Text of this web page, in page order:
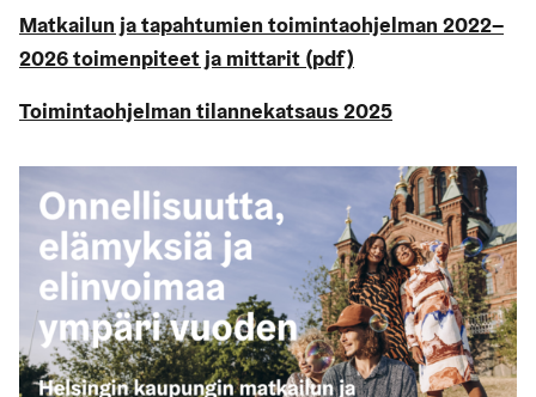
Matkailun ja tapahtumien toimintaohjelman 2022–
2026 toimenpiteet ja mittarit (pdf)
Toimintaohjelman tilannekatsaus 2025